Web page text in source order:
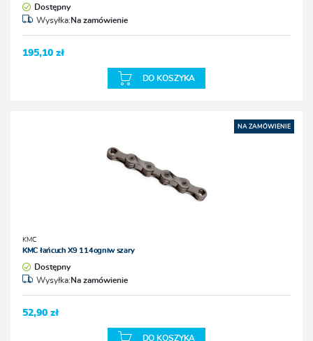
Dostępny
Wysyłka:Na zamówienie
195,10 zł
DO KOSZYKA
NA ZAMÓWIENIE
KMC
KMC łańcuch X9 114ogniw szary
Dostępny
Wysyłka:Na zamówienie
52,90 zł
DO KOSZYKA